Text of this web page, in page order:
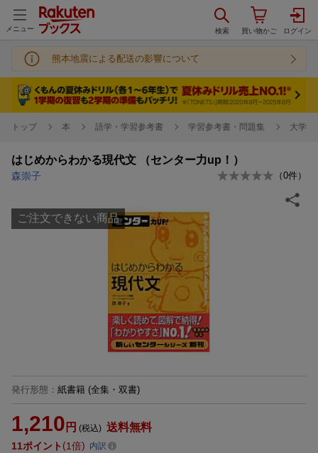
メニュー
熊本地震による配送の影響について
トップ 本 語学・学習参考書 学習参考書・問題集 大学受
はじめからわかる現代文 （センター力up！）
森崇子 （0件）
ご注文できない商品
発行形態 ： 紙書籍 (全集・双書)
1,210 円 (税込) 送料無料
11ポイント 1倍 内訳